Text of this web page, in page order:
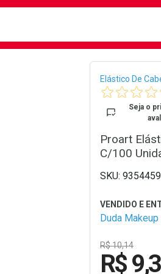
Elástico De
Seja o
Proart
C/100
Duda Makeup
R$ 10,14
R$